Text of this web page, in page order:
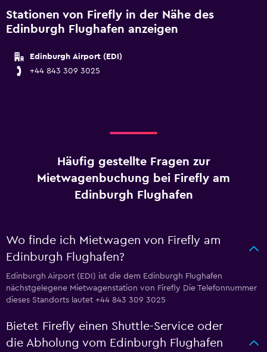
Stationen von Firefly in der Nähe des
Edinburgh Flughafen anzeigen
Edinburgh Airport (EDI)
+44 843 309 3025
Häufig gestellte Fragen zur
Mietwagenbuchung bei Firefly am
Edinburgh Flughafen
Wo finde ich Mietwagen von Firefly am
Edinburgh Flughafen?
Edinburgh Airport (EDI) ist die dem Edinburgh Flughafen
nächstgelegene Mietwagenstation von Firefly Die Telefonnummer
dieses Standorts lautet +44 843 309 3025
Bietet Firefly einen Shuttle-Service oder
die Abholung vom Edinburgh Flughafen